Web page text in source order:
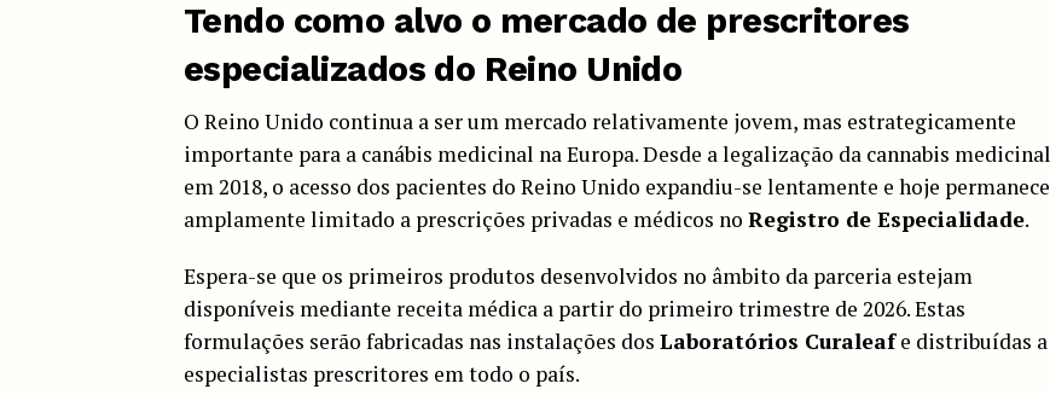
Tendo como alvo o mercado de prescritores
especializados do Reino Unido
O Reino Unido continua a ser um mercado relativamente jovem, mas estrategicamente
importante para a canábis medicinal na Europa. Desde a legalização da cannabis medicinal
em 2018, o acesso dos pacientes do Reino Unido expandiu-se lentamente e hoje permanece
amplamente limitado a prescrições privadas e médicos no Registro de Especialidade.
Espera-se que os primeiros produtos desenvolvidos no âmbito da parceria estejam
disponíveis mediante receita médica a partir do primeiro trimestre de 2026. Estas
formulações serão fabricadas nas instalações dos Laboratórios Curaleafe distribuídas a
especialistas prescritores em todo o país.